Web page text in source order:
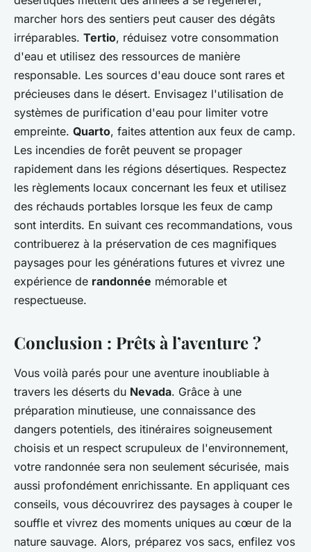
marcher hors des sentiers peut causer des dégâts
irréparables. Tertio, réduisez votre consommation
d'eau et utilisez des ressources de manière
responsable. Les sources d'eau douce sont rares et
précieuses dans le désert. Envisagez l'utilisation de
systèmes de purification d'eau pour limiter votre
empreinte. Quarto, faites attention aux feux de camp.
Les incendies de forêt peuvent se propager
rapidement dans les régions désertiques. Respectez
les règlements locaux concernant les feux et utilisez
des réchauds portables lorsque les feux de camp
sont interdits. En suivant ces recommandations, vous
contribuerez à la préservation de ces magnifiques
paysages pour les générations futures et vivrez une
expérience de randonnée mémorable et
respectueuse.
Conclusion : Prêts à l’aventure ?
Vous voilà parés pour une aventure inoubliable à
travers les déserts du Nevada. Grâce à une
préparation minutieuse, une connaissance des
dangers potentiels, des itinéraires soigneusement
choisis et un respect scrupuleux de l'environnement,
votre randonnée sera non seulement sécurisée, mais
aussi profondément enrichissante. En appliquant ces
conseils, vous découvrirez des paysages à couper le
souffle et vivrez des moments uniques au cœur de la
nature sauvage. Alors, préparez vos sacs, enfilez vos